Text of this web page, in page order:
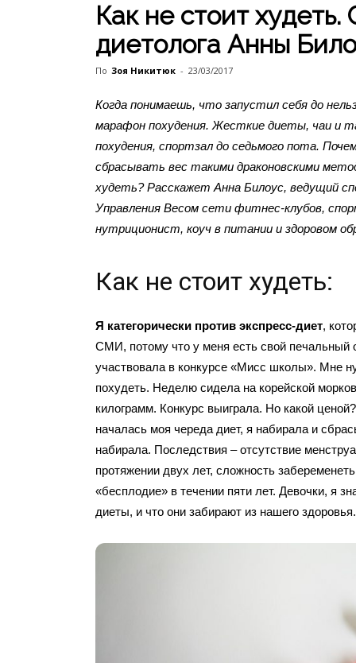
Как не стоит худеть.
диетолога Анны
По Зоя Никитюк - 23/03/2017
Когда понимаешь, что запустил себя до
марафон похудения. Жесткие диеты, чаи и
похудения, спортзал до седьмого пота.
сбрасывать вес такими драконовскими
худеть? Расскажет Анна Билоус, ведущий
Управления Весом сети фитнес-клубов,
нутриционист, коуч в питании и здоровом
Как не стоит худеть:
Я категорически против экспресс-диет,
СМИ, потому что у меня есть свой печальный
участвовала в конкурсе «Мисс школы». Мне
похудеть. Неделю сидела на корейской
килограмм. Конкурс выиграла. Но какой
началась моя череда диет, я набирала и
набирала. Последствия – отсутствие
протяжении двух лет, сложность
«бесплодие» в течении пяти лет. Девочки, я
диеты, и что они забирают из нашего здоровья.